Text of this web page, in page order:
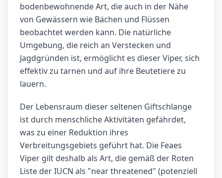
bodenbewohnende Art, die auch in der Nähe
von Gewässern wie Bächen und Flüssen
beobachtet werden kann. Die natürliche
Umgebung, die reich an Verstecken und
Jagdgründen ist, ermöglicht es dieser Viper, sich
effektiv zu tarnen und auf ihre Beutetiere zu
lauern.
Der Lebensraum dieser seltenen Giftschlange
ist durch menschliche Aktivitäten gefährdet,
was zu einer Reduktion ihres
Verbreitungsgebiets geführt hat. Die Feaes
Viper gilt deshalb als Art, die gemäß der Roten
Liste der IUCN als "near threatened" (potenziell